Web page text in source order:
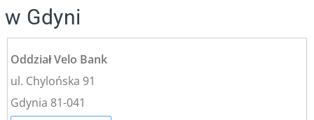
w Gdyni
Oddział Velo Bank
ul. Chylońska 91
Gdynia 81-041